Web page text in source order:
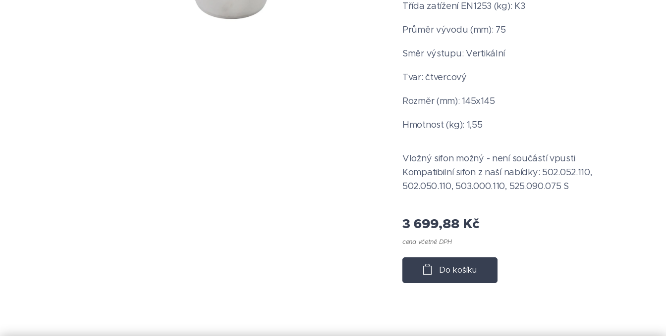
Třída zatížení EN1253 (kg): K3
Průměr vývodu (mm): 75
Směr výstupu: Vertikální
Tvar: čtvercový
Rozměr (mm): 145x145
Hmotnost (kg): 1,55
Vložný sifon možný - není součástí vpusti
Kompatibilní sifon z naší nabídky: 502.052.110,
502.050.110, 503.000.110, 525.090.075 S
3 699,88 Kč
cena včetně DPH
Do košíku